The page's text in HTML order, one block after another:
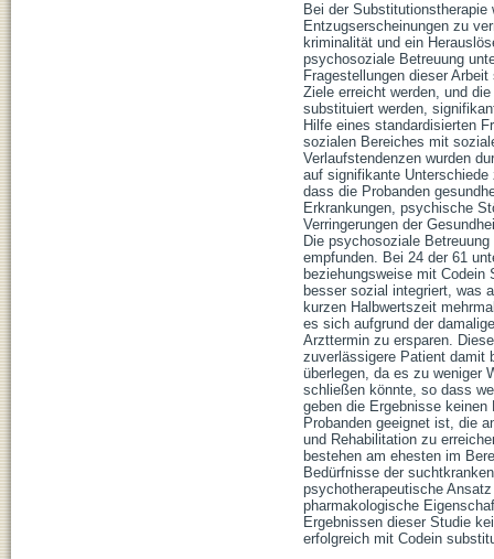
Bei der
Entzugserscheinungen zu
kriminalität und ein
psychosoziale Betreuung
Fragestellungen dieser
Ziele erreicht werden, und
substituiert werden,
Hilfe eines standardisierten
sozialen Bereiches mit
Verlaufstendenzen wurden
auf signifikante
dass die Probanden
Erkrankungen, psychische
Verringerungen der
Die psychosoziale
empfunden. Bei 24 der 61
beziehungsweise mit
besser sozial integriert, was
kurzen Halbwertszeit
es sich aufgrund der
Arzttermin zu ersparen.
zuverlässigere Patient damit
überlegen, da es zu weniger
schließen könnte, so dass
geben die Ergebnisse
Probanden geeignet ist, die
und Rehabilitation zu
bestehen am ehesten im
Bedürfnisse der
psychotherapeutische
pharmakologische
Ergebnissen dieser Studie
erfolgreich mit Codein